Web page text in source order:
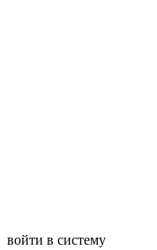
войти в систему